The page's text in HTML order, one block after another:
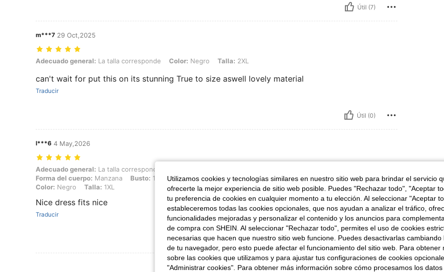
Útil (7)
m***7 29 Oct,2025
Adecuado general: La talla corresponde, Color: Negro, Talla: 2XL
Adecuado general: La talla corresponde Color: Negro Talla: 2XL
can't wait for put this on its stunning True to size aswell lovely material
Traducir
Útil (0)
l***6 4 May,2026
Adecuado general: La talla corresponde, Altura: 163 cm / 64 in, Peso: 88 kg / 194 lbs, Forma del cuerpo: Manzana, Busto: 100 cm / 39.4 in, Cintura:
Adecuado general: La talla corresponde
Forma del cuerpo: Manzana Busto: 100 cm / 39.4 in Cintura:96 cm / 38 in Caderas:100 cm / 39 in
Color: Negro Talla: 1XL
Nice dress fits nice
Traducir
Útil (0)
Ver Más Reseñas
Utilizamos cookies y tecnologías similares en nuestro sitio web para brindar el servicio
ofrecerte la mejor experiencia de sitio web posible. Puedes "Rechazar todo", "Aceptar
tu preferencia de cookies en cualquier momento a tu elección. Al seleccionar "Aceptar
estableceremos todas las cookies opcionales, que nos ayudan a analizar el tráfico,
funcionalidades mejoradas y personalizar el contenido y los anuncios para
de compra con SHEIN. Al seleccionar "Rechazar todo", permites el uso de cookies
necesarias que hacen que nuestro sitio web funcione. Puedes desactivarlas cambiando
de tu navegador, pero esto puede afectar el funcionamiento del sitio web. Para obtener
sobre las cookies que utilizamos y para ajustar tus configuraciones de cookies
"Administrar cookies". Para obtener más información sobre cómo procesamos los datos